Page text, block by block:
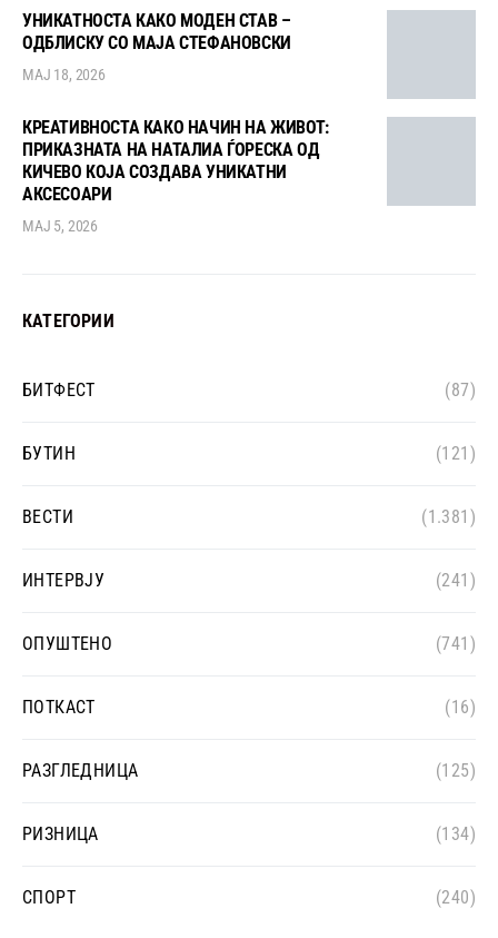
УНИКАТНОСТА КАКО МОДЕН СТАВ –
ОДБЛИСКУ СО МАЈА СТЕФАНОВСКИ
МАЈ 18, 2026
КРЕАТИВНОСТА КАКО НАЧИН НА ЖИВОТ:
ПРИКАЗНАТА НА НАТАЛИА ЃОРЕСКА ОД
КИЧЕВО КОЈА СОЗДАВА УНИКАТНИ
АКСЕСОАРИ
МАЈ 5, 2026
КАТЕГОРИИ
БИТФЕСТ (87)
БУТИН (121)
ВЕСТИ (1.381)
ИНТЕРВЈУ (241)
ОПУШТЕНО (741)
ПОТКАСТ (16)
РАЗГЛЕДНИЦА (125)
РИЗНИЦА (134)
СПОРТ (240)